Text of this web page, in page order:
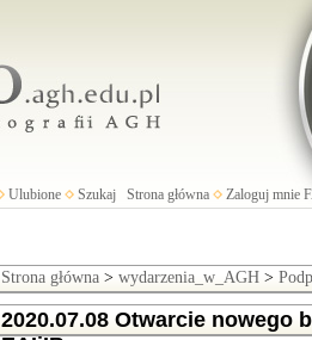
Ulubione Szukaj Strona główna Zaloguj mnie
Strona główna > wydarzenia_w_AGH >
2020.07.08 Otwarcie nowego